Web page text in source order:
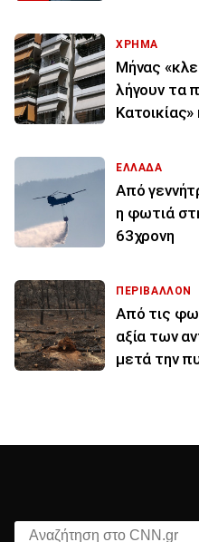
ΧΡΗΜΑ
Μήνας
λήγουν τα
Κατοικίας»
ΕΛΛΑΔΑ
Από
η φωτιά
63χρονη
ΠΕΡΙΒΑΛΛΟΝ
Από τις
αξία των
μετά την
Αναζήτηση στο CNN.gr